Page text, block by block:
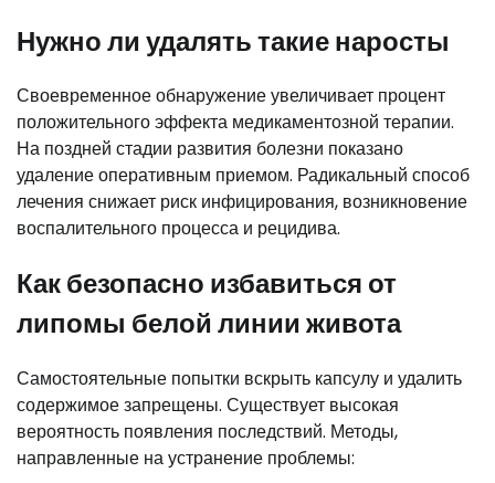
Нужно ли удалять такие наросты
Своевременное обнаружение увеличивает процент
положительного эффекта медикаментозной терапии.
На поздней стадии развития болезни показано
удаление оперативным приемом. Радикальный способ
лечения снижает риск инфицирования, возникновение
воспалительного процесса и рецидива.
Как безопасно избавиться от
липомы белой линии живота
Самостоятельные попытки вскрыть капсулу и удалить
содержимое запрещены. Существует высокая
вероятность появления последствий. Методы,
направленные на устранение проблемы: